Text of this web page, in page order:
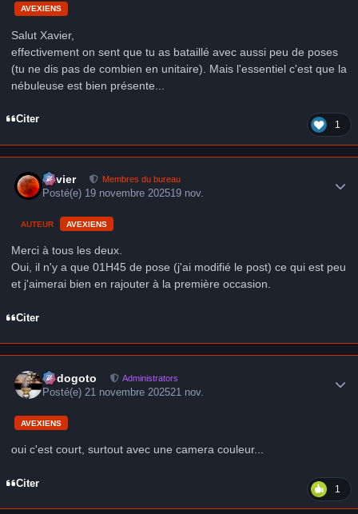
AVEXIENS
Salut Xavier,
effectivement on sent que tu as bataillé avec aussi peu de poses
(tu ne dis pas de combien en unitaire). Mais l'essentiel c'est que la
nébuleuse est bien présente...
Citer 1
Xavier Membres du bureau
Posté(e) 19 novembre 202519 nov.
AUTEUR AVEXIENS
Merci à tous les deux.
Oui, il n'y a que 01H45 de pose (j'ai modifié le post) ce qui est peu
et j'aimerai bien en rajouter à la première occasion.
Citer
frédogoto Administrators
Posté(e)21 novembre 202521 nov.
AVEXIENS
oui c'est court, surtout avec une camera couleur...
Citer 1